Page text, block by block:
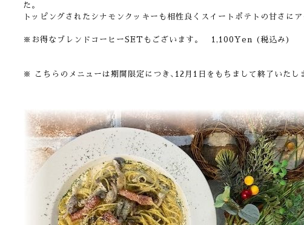
た。
トッピングされたシナモンクッキーも相性良くスイートポテトの甘さに
※お得なブレンドコーヒーSETもございます。 1,100Yen (税込み)
※ こちらのメニューは期間限定につき､12月1日をもちまして終了いたし